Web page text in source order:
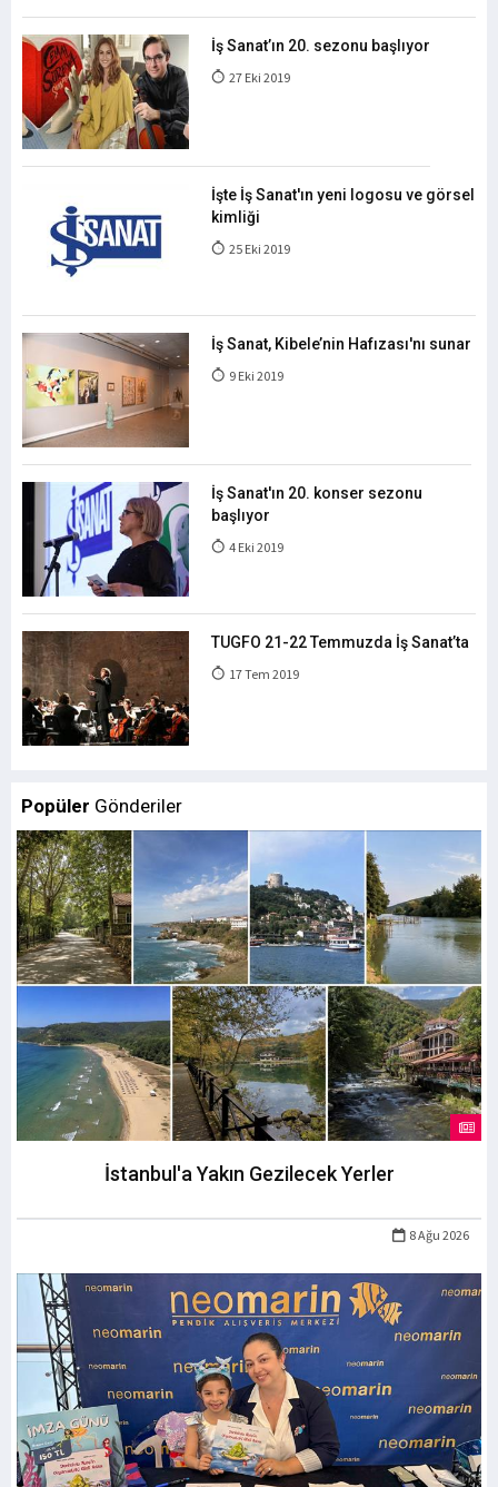
İş Sanat’ın 20. sezonu başlıyor
27 Eki 2019
İşte İş Sanat'ın yeni logosu ve görsel
kimliği
25 Eki 2019
İş Sanat, Kibele’nin Hafızası'nı sunar
9 Eki 2019
İş Sanat'ın 20. konser sezonu
başlıyor
4 Eki 2019
TUGFO 21-22 Temmuzda İş Sanat’ta
17 Tem 2019
Popüler Gönderiler
İstanbul'a Yakın Gezilecek Yerler
8 Ağu 2026